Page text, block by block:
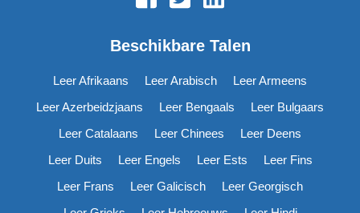
Beschikbare Talen
Leer Afrikaans Leer Arabisch
Leer Armeens
Leer Azerbeidzjaans
Leer Bengaals
Leer Bulgaars
Leer Catalaans
Leer Chinees
Leer Deens
Leer Duits
Leer Engels Leer Ests
Leer Fins
Leer Frans
Leer Galicisch
Leer Georgisch